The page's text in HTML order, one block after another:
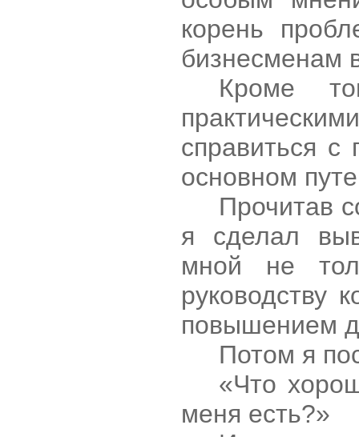
корень
бизнесменам
Кроме
справиться с
основном
Прочитав
я сделал
мной не
руководству
повышением
Потом я
«Что
меня есть?»